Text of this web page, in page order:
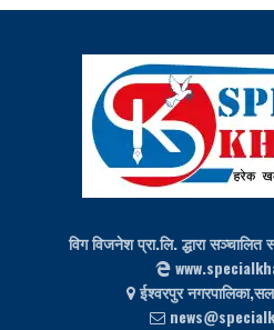
विग विजनेश प्रा.लि. द्धारा
ईश्‍वरपुर